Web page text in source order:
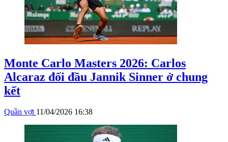
Monte Carlo Masters 2026: Carlos
Alcaraz đối đầu Jannik Sinner ở chung
kết
Quần vợt 11/04/2026 16:38